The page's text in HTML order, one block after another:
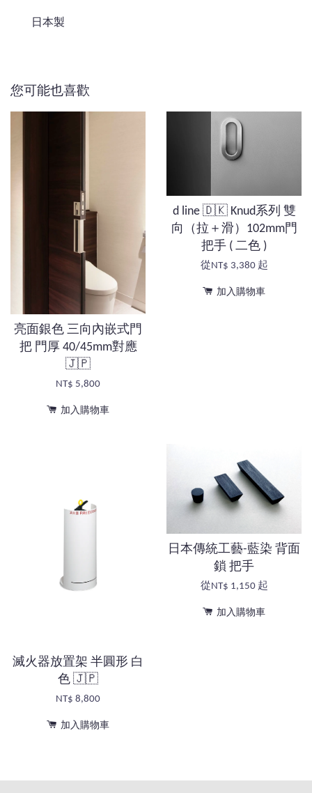
日本製
您可能也喜歡
亮面銀色 三向內嵌式門
把 門厚 40/45mm對應
🇯🇵
NT$ 5,800
加入購物車
d line 🇩🇰 Knud系列 雙
向（拉＋滑）102mm門
把手 ( 二色 )
從 NT$ 3,380 起
加入購物車
滅火器放置架 半圓形 白
色 🇯🇵
NT$ 8,800
加入購物車
日本傳統工藝-藍染 背面
鎖 把手
從 NT$ 1,150 起
加入購物車